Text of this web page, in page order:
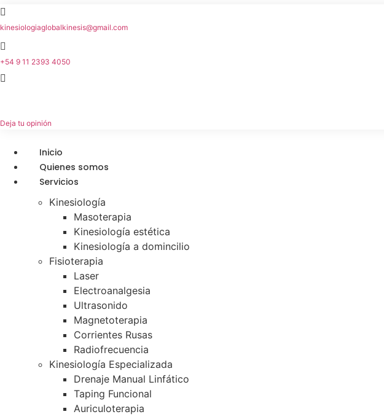
Ir
al
kinesiologiaglobalkinesis@gmail.com
+54 9 11 2393 4050
Deja tu opinión
Inicio
Quienes somos
Servicios
Kinesiología
Masoterapia
Kinesiología estética
Kinesiología a domincilio
Fisioterapia
Laser
Electroanalgesia
Ultrasonido
Magnetoterapia
Corrientes Rusas
Radiofrecuencia
Kinesiología Especializada
Drenaje Manual Linfático
Taping Funcional
Auriculoterapia